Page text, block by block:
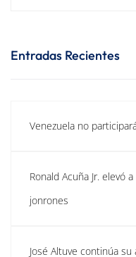
Entradas Recientes
Venezuela no
Ronald Acuña Jr. elevó
jonrones
José Altuve continúa